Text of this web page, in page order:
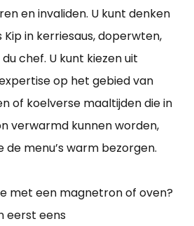
en invaliden. U kunt denken
in kerriesaus, doperwten,
chef. U kunt kiezen uit
op het gebied van
of koelverse maaltijden die in
verwarmd kunnen worden,
de menu’s warm bezorgen.
met een magnetron of oven?
eerst eens